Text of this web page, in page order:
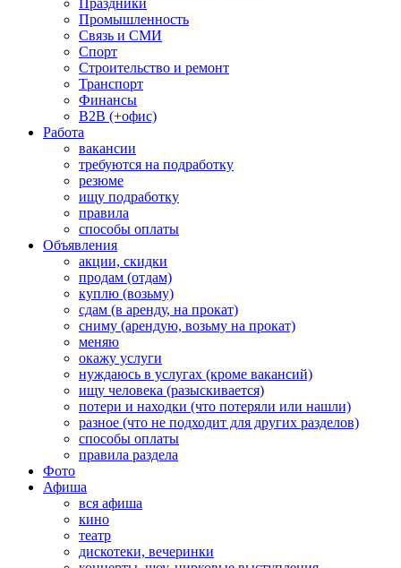
Праздники
Промышленность
Связь и СМИ
Спорт
Строительство и ремонт
Транспорт
Финансы
B2B (+офис)
Работа
вакансии
требуются на подработку
резюме
ищу подработку
правила
способы оплаты
Объявления
акции, скидки
продам (отдам)
куплю (возьму)
сдам (в аренду, на прокат)
сниму (арендую, возьму на прокат)
меняю
окажу услуги
нуждаюсь в услугах (кроме вакансий)
ищу человека (разыскивается)
потери и находки (что потеряли или нашли)
разное (что не подходит для других разделов)
способы оплаты
правила раздела
Фото
Афиша
вся афиша
кино
театр
дискотеки, вечеринки